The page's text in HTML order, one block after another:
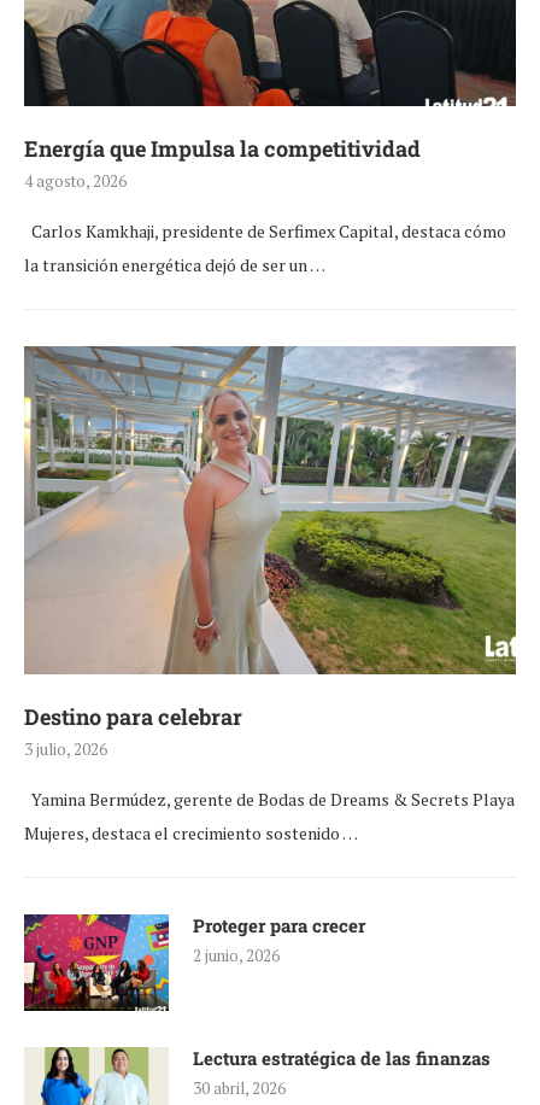
Energía que Impulsa la competitividad
4 agosto, 2026
Carlos Kamkhaji, presidente de Serfimex Capital, destaca cómo
la transición energética dejó de ser un …
Destino para celebrar
3 julio, 2026
Yamina Bermúdez, gerente de Bodas de Dreams & Secrets Playa
Mujeres, destaca el crecimiento sostenido …
Proteger para crecer
2 junio, 2026
Lectura estratégica de las finanzas
30 abril, 2026